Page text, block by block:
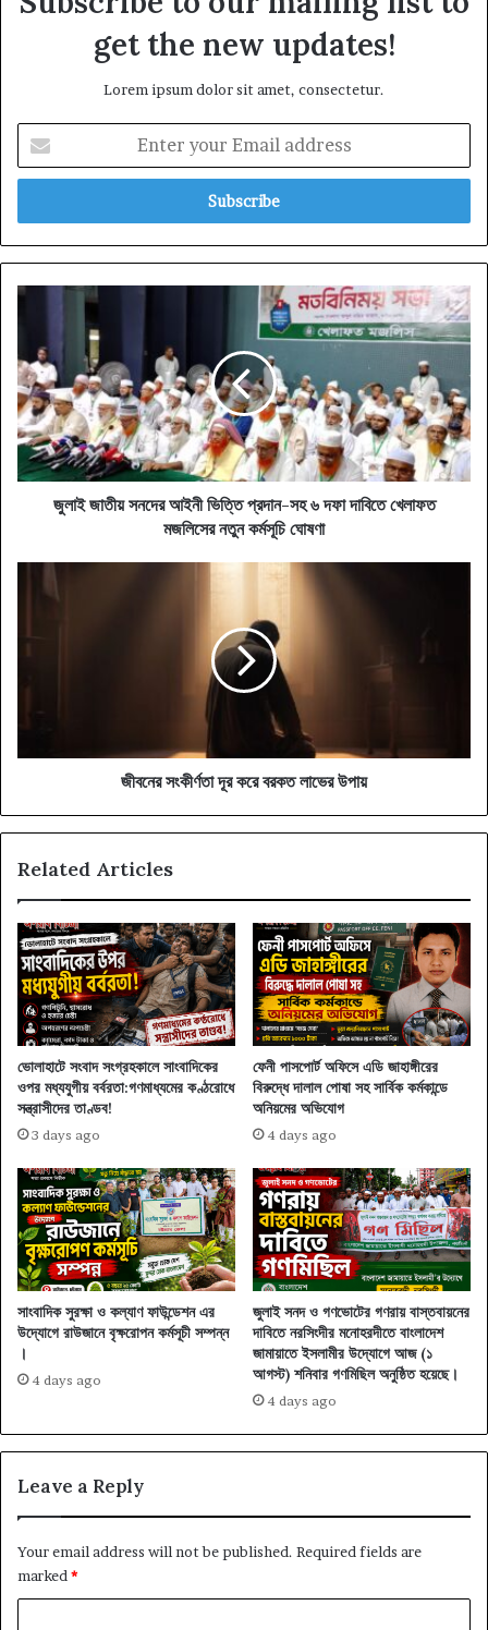
get the new updates!
Lorem ipsum dolor sit amet, consectetur.
your
Email
জুলাই
আইনী
ভিত্তি
প্রদান-
সহ
দফা
কর্মসূচি
জুলাই জাতীয় সনদের আইনী ভিত্তি প্রদান-সহ ৬ দফা দাবিতে খেলাফত
মজলিসের নতুন কর্মসূচি ঘোষণা
সংকীর্ণতা
করে
লাভের
জীবনের সংকীর্ণতা দূর করে বরকত লাভের উপায়
Related Articles
ভোলাহাটে সংবাদ সংগ্রহকালে সাংবাদিকের
ওপর মধ্যযুগীয় বর্বরতা:গণমাধ্যমের কণ্ঠরোধে
সন্ত্রাসীদের তাণ্ডব!
3 days ago
ফেনী পাসপোর্ট অফিসে এডি জাহাঙ্গীরের
বিরুদ্ধে দালাল পোষা সহ সার্বিক কর্মকান্ডে
অনিয়মের অভিযোগ
4 days ago
সাংবাদিক সুরক্ষা ও কল্যাণ ফাউন্ডেশন এর
উদ্যোগে রাউজানে বৃক্ষরোপন কর্মসূচী সম্পন্ন
।
4 days ago
জুলাই সনদ ও গণভোটের গণরায় বাস্তবায়নের
দাবিতে নরসিংদীর মনোহরদীতে বাংলাদেশ
জামায়াতে ইসলামীর উদ্যোগে আজ (১
আগস্ট) শনিবার গণমিছিল অনুষ্ঠিত হয়েছে।
4 days ago
Leave a Reply
Your email address will not be published. Required fields are
marked *